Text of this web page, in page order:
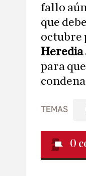
fallo
que
octubre
Heredia
para
TEMAS
0